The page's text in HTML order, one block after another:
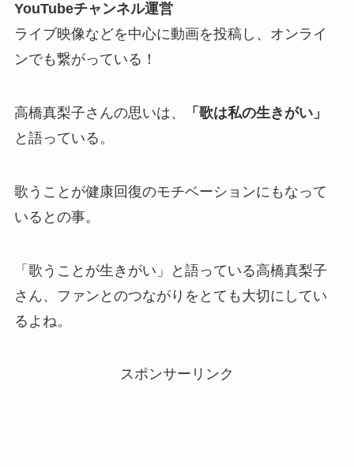
YouTubeチャンネル運営
ライブ映像などを中心に動画を投稿し、オンライ
ンでも繋がっている！
高橋真梨子さんの思いは、
「歌は私の生きがい」
と語っている。
歌うことが健康回復のモチベーションにもなって
いるとの事。
「歌うことが生きがい」と語っている高橋真梨子
さん、ファンとのつながりをとても大切にしてい
るよね。
スポンサーリンク